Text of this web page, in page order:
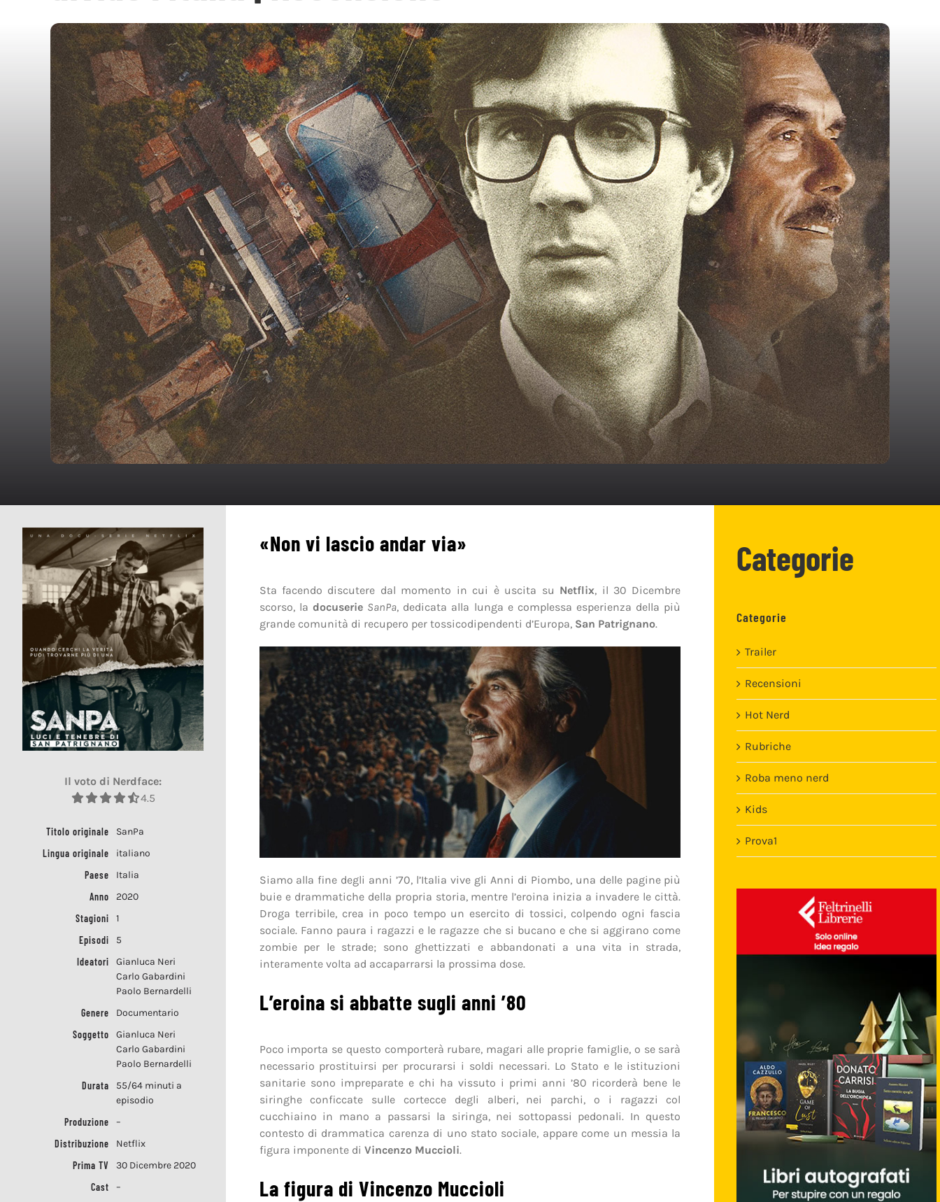
Il voto di Nerdface:
4.5
Titolo originale
SanPa
Lingua originale
italiano
Paese
Italia
Anno
2020
Stagioni
1
Episodi
5
Ideatori
Gianluca Neri
Carlo Gabardini
Paolo Bernardelli
Genere
Documentario
Soggetto
Gianluca Neri
Carlo Gabardini
Paolo Bernardelli
Durata
55/64 minuti a
episodio
Produzione
–
Distribuzione
Netflix
Prima TV
30 Dicembre 2020
Cast
–
«Non vi lascio andar via»
Sta facendo discutere dal momento in cui è uscita su Netflix, il 30 Dicembre
scorso, la docuserie SanPa, dedicata alla lunga e complessa esperienza della più
grande comunità di recupero per tossicodipendenti d’Europa, San Patrignano.
Siamo alla fine degli anni ’70, l’Italia vive gli Anni di Piombo, una delle pagine più
buie e drammatiche della propria storia, mentre l’eroina inizia a invadere le città.
Droga terribile, crea in poco tempo un esercito di tossici, colpendo ogni fascia
sociale. Fanno paura i ragazzi e le ragazze che si bucano e che si aggirano come
zombie per le strade; sono ghettizzati e abbandonati a una vita in strada,
interamente volta ad accaparrarsi la prossima dose.
L’eroina si abbatte sugli anni ’80
Poco importa se questo comporterà rubare, magari alle proprie famiglie, o se sarà
necessario prostituirsi per procurarsi i soldi necessari. Lo Stato e le istituzioni
sanitarie sono impreparate e chi ha vissuto i primi anni ’80 ricorderà bene le
siringhe conficcate sulle cortecce degli alberi, nei parchi, o i ragazzi col
cucchiaino in mano a passarsi la siringa, nei sottopassi pedonali. In questo
contesto di drammatica carenza di uno stato sociale, appare come un messia la
figura imponente di Vincenzo Muccioli.
La figura di Vincenzo Muccioli
Categorie
Categorie
Trailer
Recensioni
Hot Nerd
Rubriche
Roba meno nerd
Kids
Prova1